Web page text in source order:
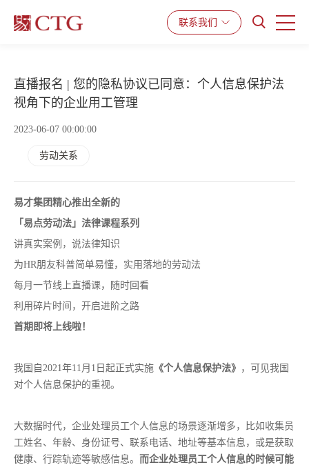
产品与服务 解决方案 资源中心
联系我们
直播报名 | 您的隐私协议已同意：个人信息保护法
视角下的企业用工管理
2023-06-07 00:00:00
劳动关系
易才集团精心推出全新的
「易点劳动法」 法律课程系列
讲真实案例，说法律知识
为HR朋友科普简单易懂，实用落地的劳动法
每月一节线上直播课，随时回看
利用碎片时间，开启进阶之路
首期即将上线啦！
我国自2021年11月1日起正式实施 《个人信息保护法》 ，可见我国
对个人信息保护的重视。
大数据时代，企业处理员工个人信息的场景逐渐增多，比如收集员
工姓名、年龄、身份证号、联系电话、地址等基本信息，或是获取
健康、行踪轨迹等敏感信息。 而企业处理员工个人信息的时候可能